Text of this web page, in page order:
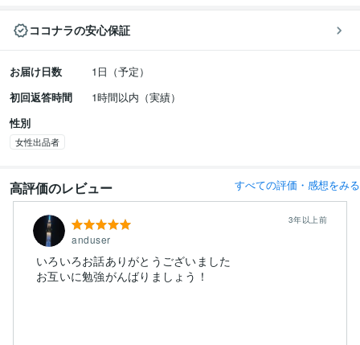
ココナラの安心保証
お届け日数
1日（予定）
初回返答時間
1時間以内（実績）
性別
女性出品者
高評価のレビュー すべての評価・感想をみる
anduser
3年以上前
いろいろお話ありがとうございました
お互いに勉強がんばりましょう！